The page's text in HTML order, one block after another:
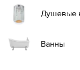
Душевые
Ванны